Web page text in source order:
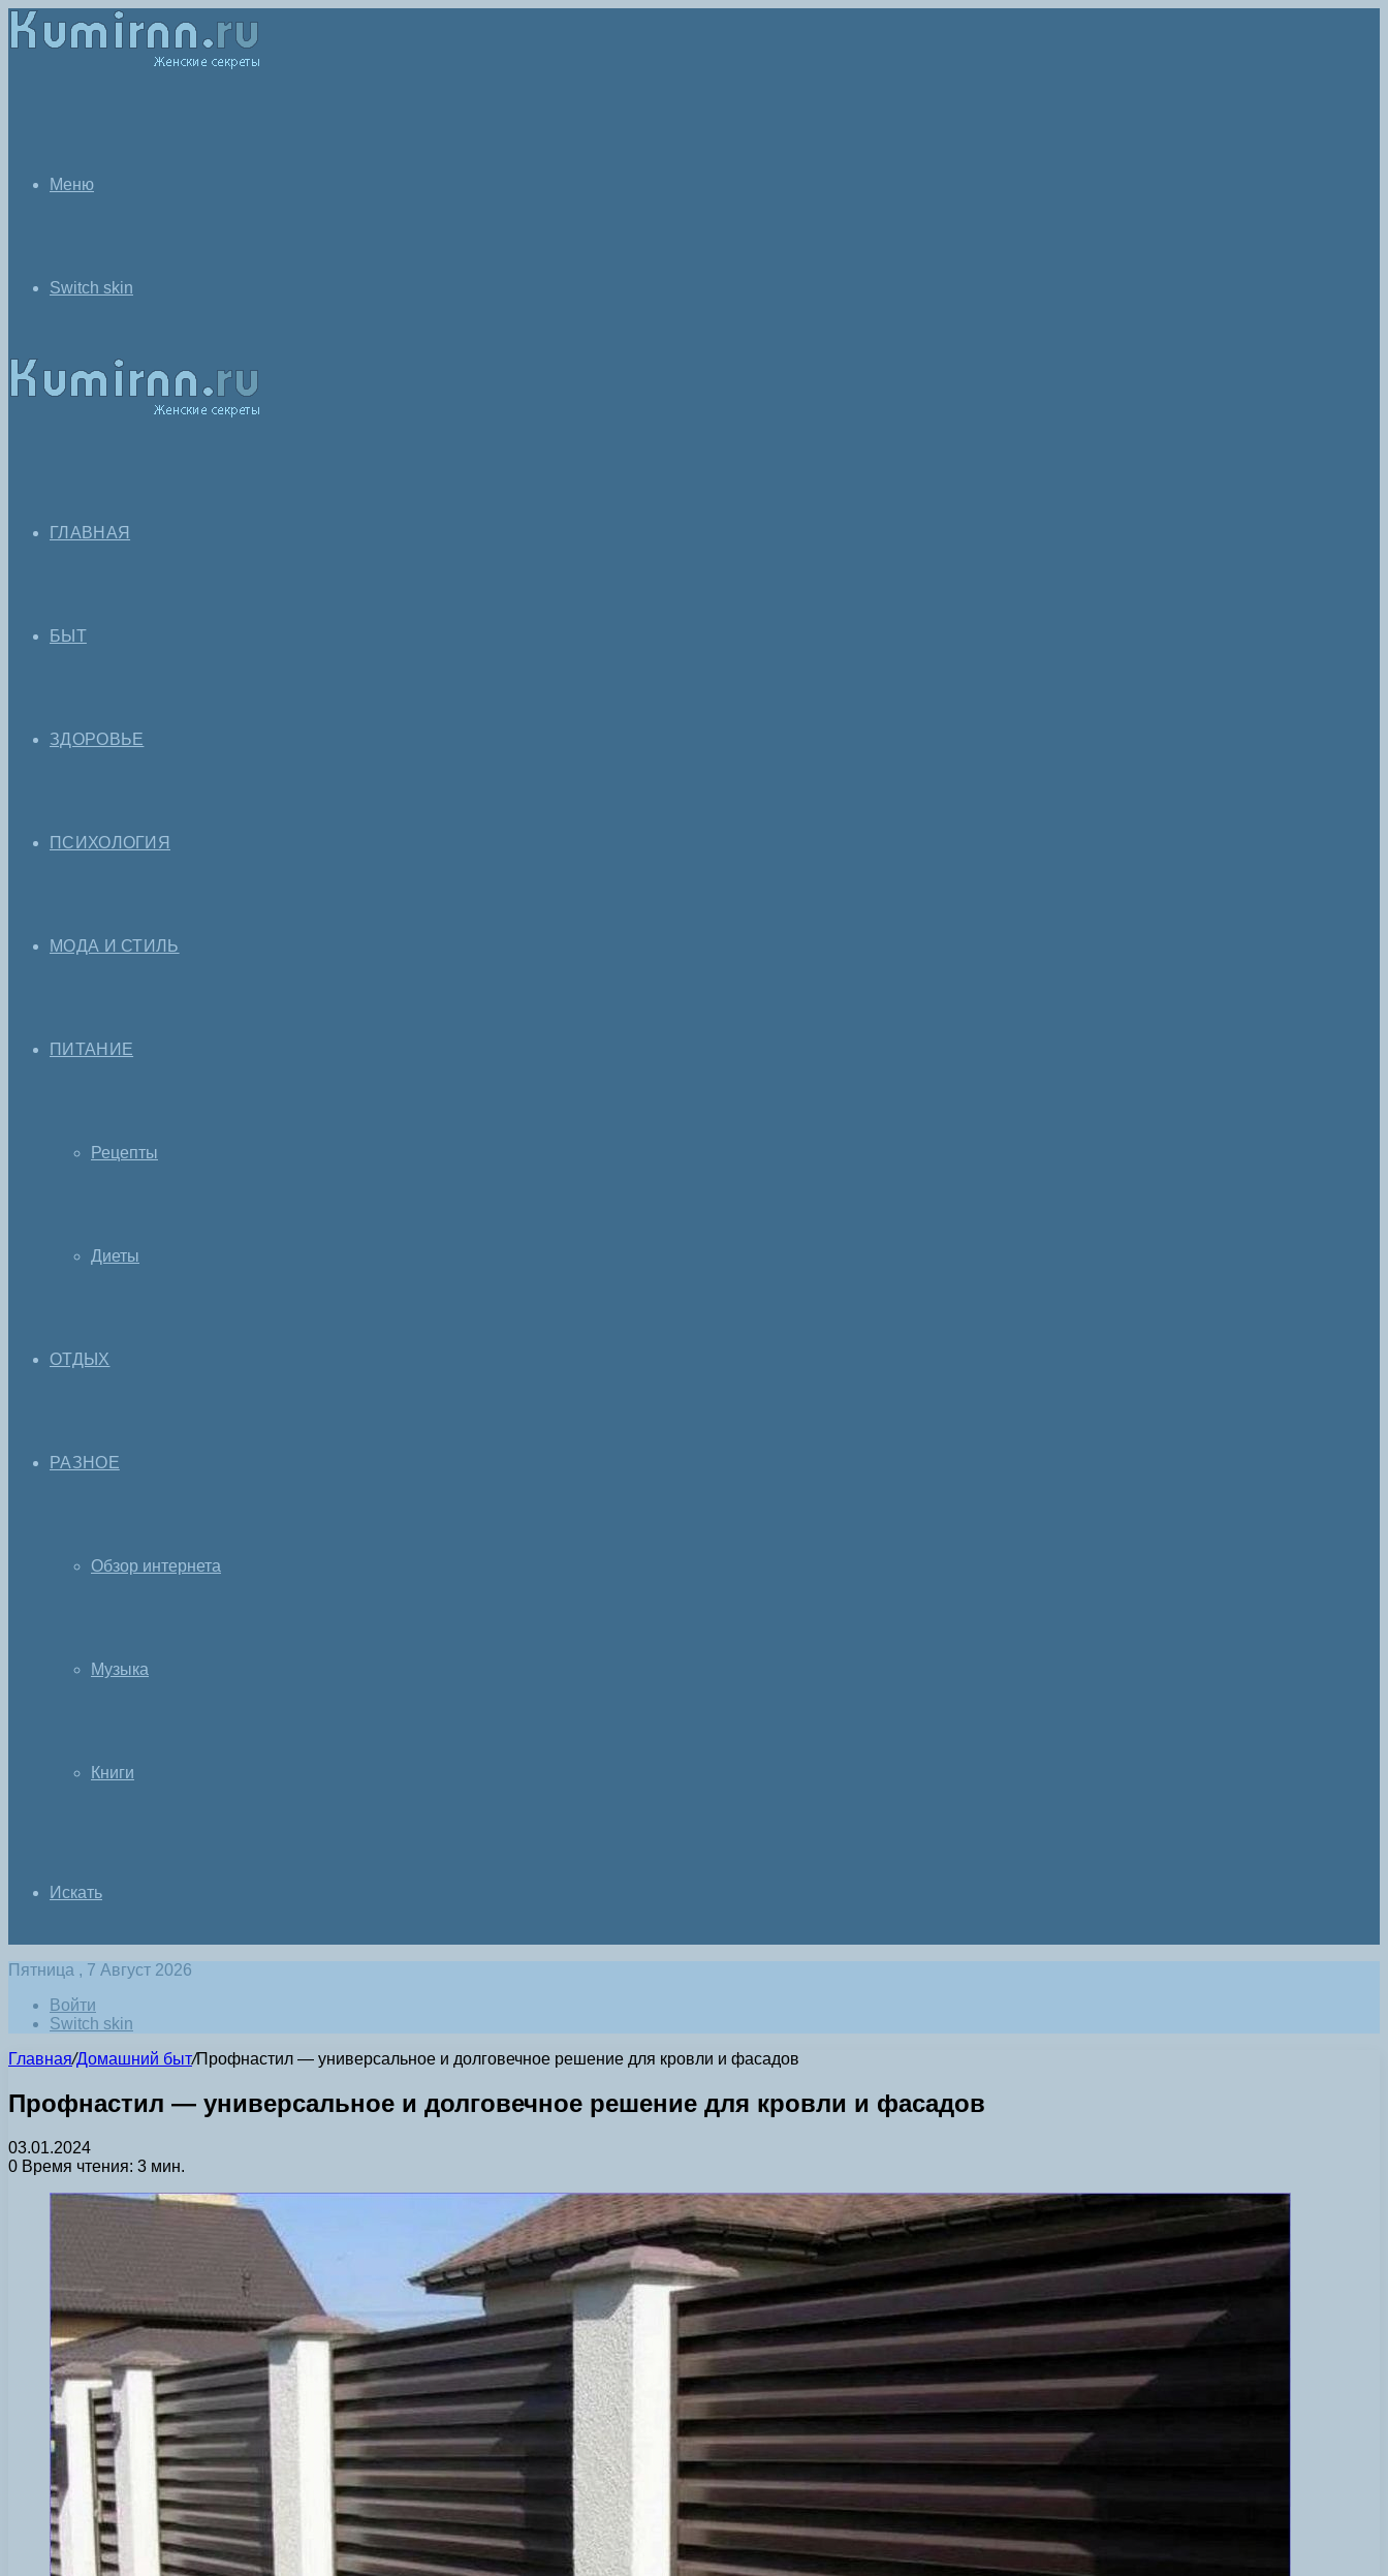
Меню
Switch skin
ГЛАВНАЯ
БЫТ
ЗДОРОВЬЕ
ПСИХОЛОГИЯ
МОДА И СТИЛЬ
ПИТАНИЕ
Рецепты
Диеты
ОТДЫХ
РАЗНОЕ
Обзор интернета
Музыка
Книги
Искать
Пятница , 7 Август 2026
Войти
Switch skin
Главная/Домашний быт/Профнастил — универсальное и долговечное решение для кровли и фасадов
Профнастил — универсальное и долговечное решение для кровли и фасадов
03.01.2024
0 Время чтения: 3 мин.